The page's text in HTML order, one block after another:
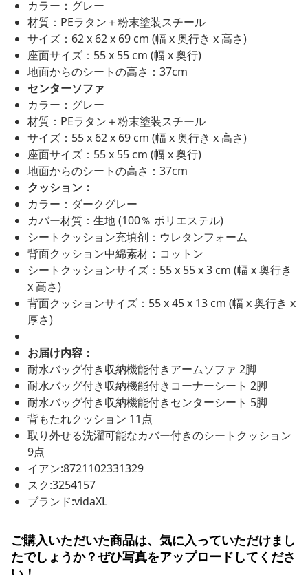
カラー：グレー
材質：PEラタン＋粉末塗装スチール
サイズ：62 x 62 x 69 cm (幅 x 奥行き x 高さ)
座面サイズ：55 x 55 cm (幅 x 奥行)
地面からのシートの高さ：37cm
センターソファ
カラー：グレー
材質：PEラタン＋粉末塗装スチール
サイズ：55 x 62 x 69 cm (幅 x 奥行き x 高さ)
座面サイズ：55 x 55 cm (幅 x 奥行)
地面からのシートの高さ：37cm
クッション：
カラー：ダークグレー
カバー材質：生地 (100％ ポリエステル)
シートクッション充填剤：ウレタンフォーム
背面クッション中綿素材：コットン
シートクッションサイズ：55 x 55 x 3 cm (幅 x 奥行き
x 高さ)
背面クッションサイズ：55 x 45 x 13 cm (幅 x 奥行き x
厚さ)
お届け内容：
耐水バッグ付き収納機能付きアームソファ 2脚
耐水バッグ付き収納機能付きコーナーシート 2脚
耐水バッグ付き収納機能付きセンターシート 5脚
背もたれクッション 11点
取り外せる洗濯可能なカバー付きのシートクッション
9点
イアン:8721102331329
スク:3254157
ブランド:vidaXL
ご購入いただいた商品は、気に入っていただけまし
たでしょうか？ぜひ写真をアップロードしてくださ